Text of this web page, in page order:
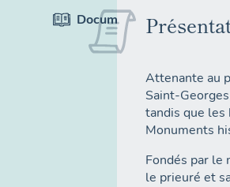
Documentation
Attenante au
Saint-
tandis que
Monuments
Fondés par
le prieuré et